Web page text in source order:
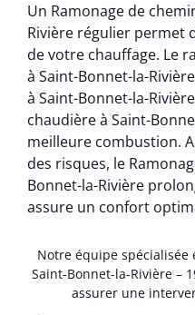
Un Ramonage de
Rivière régulier permet
de votre chauffage. Le
à Saint-Bonnet-la-
à Saint-Bonnet-la-
chaudière à Saint-
meilleure combustion.
des risques, le
Bonnet-la-Rivière
assure un confort
Notre équipe spécialisée
Saint-Bonnet-la-Rivière –
assurer une